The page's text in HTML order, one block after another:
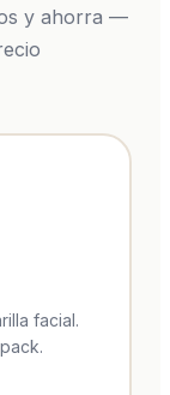
y ahorra —
facial.